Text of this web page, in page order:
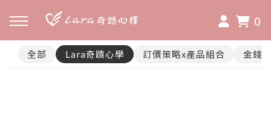
0
全部 Lara奇蹟心學 訂價策略x產品組合 金錢